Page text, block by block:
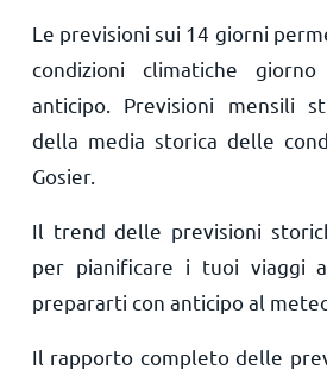
Le previsioni sui 14 giorni
condizioni climatiche
anticipo. Previsioni mensili
della media storica delle
Gosier.
Il trend delle previsioni
per pianificare i tuoi viaggi
prepararti con anticipo al
Il rapporto completo delle